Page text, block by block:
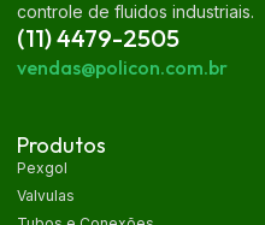
Produtos
Pexgol
Valvulas
controle de fluidos industriais.
(11) 4479-2505
vendas@policon.com.br